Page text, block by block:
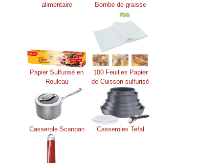
alimentaire
Bombe de graisse
Papier Sulfurisé en
Rouleau
100 Feuilles Papier
de Cuisson sulfurisé
Casserole Scanpan Casseroles Tefal